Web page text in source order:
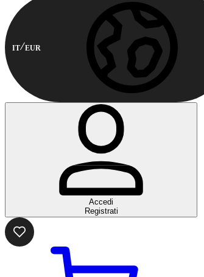
IT EUR
Accedi
Registrati